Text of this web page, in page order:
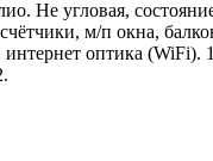
Не угловая,
м/п окна,
оптика (WiFi).